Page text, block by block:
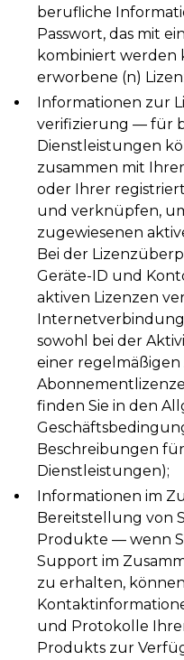
berufliche
Passwort, das mit
kombiniert werden
erworbene (n)
Informationen zur
verifizierung — für
Dienstleistungen
zusammen mit
oder Ihrer
und verknüpfen,
zugewiesenen
Bei der
Geräte-ID und
aktiven Lizenzen
sowohl bei der
einer
finden Sie in den
Beschreibungen
Dienstleistungen);
Informationen im
Bereitstellung von
Produkte — wenn
Support im
zu erhalten,
und Protokolle
Produkts zur